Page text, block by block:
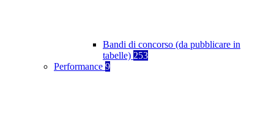
Bandi di concorso (da pubblicare in
tabelle) 253
Performance 9